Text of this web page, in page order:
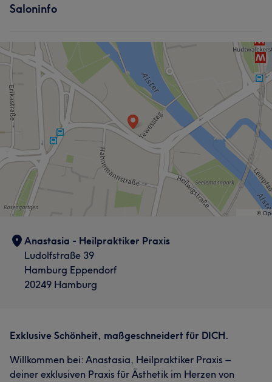
Maria ist Kosmetikerin seit 2017. Maria verfügt über
Augenbrauen Laminierung, Wimpernlifting, PMU und
vieles mehr. Maria kommt aus der Ukraine und lernt
derzeit Deutsch. Sie spricht deutsch, russisch und
ukrainisch.
Services
Nägel Körper Gesicht
Portfolio
Saloninfo
Anastasia - Heilpraktiker Praxis
Ludolfstraße 39
Hamburg Eppendorf
20249 Hamburg
Exklusive Schönheit, maßgeschneidert für DICH.
Willkommen bei: Anastasia, Heilpraktiker Praxis –
deiner exklusiven Praxis für Ästhetik im Herzen von